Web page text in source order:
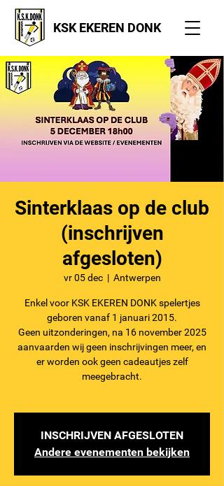
KSK EKEREN DONK
Sinterklaas op de club
(inschrijven
afgesloten)
vr 05 dec
  |
Antwerpen
Enkel voor KSK EKEREN DONK spelertjes
geboren vanaf 1 januari 2015.
Geen uitzonderingen, na 16 november 2025
aanvaarden wij geen inschrijvingen meer, en
er worden ook geen cadeautjes zelf
meegebracht.
INSCHRIJVEN AFGESLOTEN
Andere evenementen bekijken